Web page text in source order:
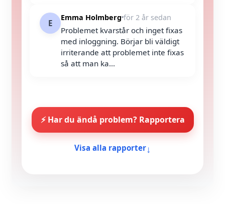
E
Emma Holmberg för 2 år sedan
Problemet kvarstår och inget fixas
med inloggning. Börjar bli väldigt
irriterande att problemet inte fixas
så att man ka...
⚡ Har du ändå problem? Rapportera
Visa alla rapporter↓